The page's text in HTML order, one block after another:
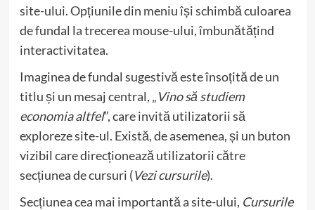
site-ului. Opțiunile din meniu își schimbă culoarea
de fundal la trecerea mouse-ului, îmbunătățind
interactivitatea.
Imaginea de fundal sugestivă este însoțită de un
titlu și un mesaj central, „Vino să studiem
economia altfel”, care invită utilizatorii să
exploreze site-ul. Există, de asemenea, și un buton
vizibil care direcționează utilizatorii către
secțiunea de cursuri (Vezi cursurile).
Secțiunea cea mai importantă a site-ului, Cursurile